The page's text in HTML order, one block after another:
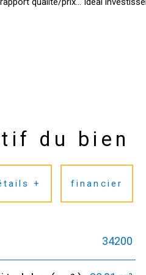
du bien
+ financier
Valeurs34200